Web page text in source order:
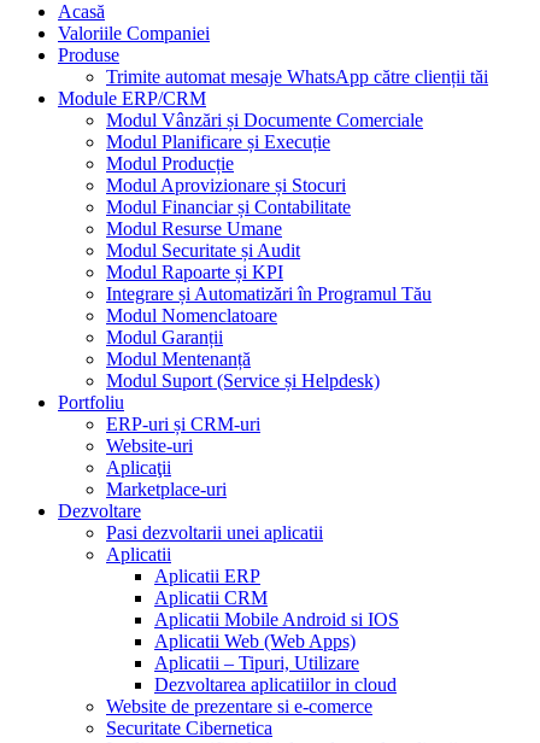
Acasă
Valoriile Companiei
Produse
Trimite automat mesaje WhatsApp către clienții tăi
Module ERP/CRM
Modul Vânzări și Documente Comerciale
Modul Planificare și Execuție
Modul Producție
Modul Aprovizionare și Stocuri
Modul Financiar și Contabilitate
Modul Resurse Umane
Modul Securitate și Audit
Modul Rapoarte și KPI
Integrare și Automatizări în Programul Tău
Modul Nomenclatoare
Modul Garanții
Modul Mentenanță
Modul Suport (Service și Helpdesk)
Portfoliu
ERP-uri și CRM-uri
Website-uri
Aplicaţii
Marketplace-uri
Dezvoltare
Pasi dezvoltarii unei aplicatii
Aplicatii
Aplicatii ERP
Aplicatii CRM
Aplicatii Mobile Android si IOS
Aplicatii Web (Web Apps)
Aplicatii – Tipuri, Utilizare
Dezvoltarea aplicatiilor in cloud
Website de prezentare si e-comerce
Securitate Cibernetica